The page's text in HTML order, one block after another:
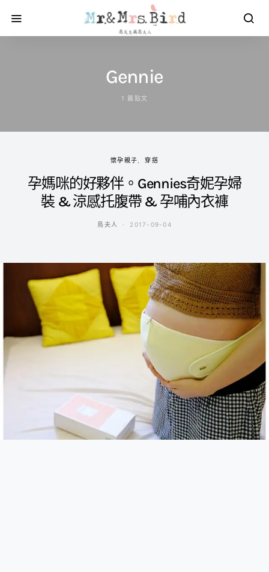
Gennie
1 篇貼文
懷孕親子 穿搭
孕媽咪的好夥伴。Gennies奇妮孕婦
裝 & 涼感托腹帶 & 孕哺內衣褲
鳥夫人 2017-09-04